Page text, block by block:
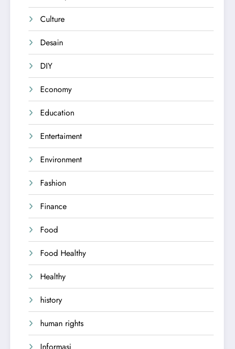
Culture
Desain
DIY
Economy
Education
Entertaiment
Environment
Fashion
Finance
Food
Food Healthy
Healthy
history
human rights